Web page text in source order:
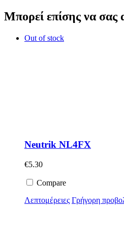
Μπορεί επίσης να σας
Out of stock
Neutrik NL4FX
€5.30
Compare
Λεπτομέρειες Γρήγορη